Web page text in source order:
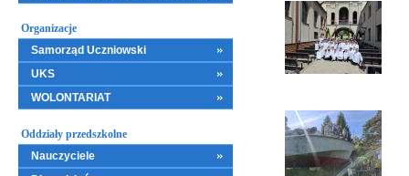
Organizacje
Samorząd Uczniowski
UKS
WOLONTARIAT
Oddziały przedszkolne
Nauczyciele